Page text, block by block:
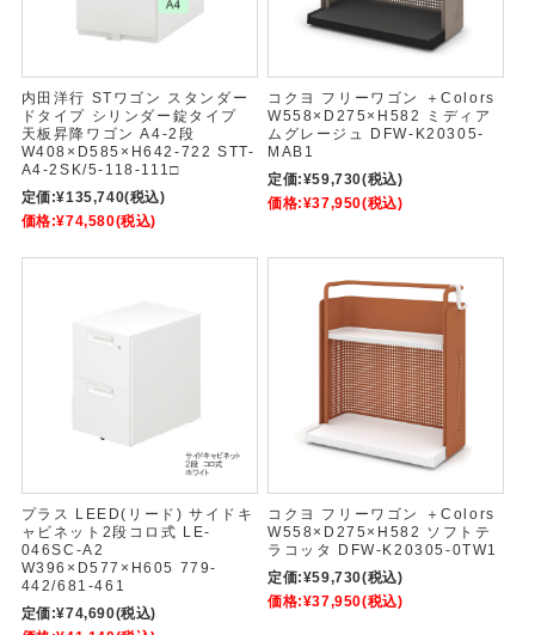
内田洋行 STワゴン スタンダー
ドタイプ シリンダー錠タイプ
天板昇降ワゴン A4-2段
W408×D585×H642-722 STT-
A4-2SK/5-118-111□
定価:¥135,740(税込)
価格:¥74,580(税込)
コクヨ フリーワゴン ＋Colors
W558×D275×H582 ミディア
ムグレージュ DFW-K20305-
MAB1
定価:¥59,730(税込)
価格:¥37,950(税込)
プラス LEED(リード) サイドキ
ャビネット2段コロ式 LE-
046SC-A2
W396×D577×H605 779-
442/681-461
定価:¥74,690(税込)
コクヨ フリーワゴン ＋Colors
W558×D275×H582 ソフトテ
ラコッタ DFW-K20305-0TW1
定価:¥59,730(税込)
価格:¥37,950(税込)